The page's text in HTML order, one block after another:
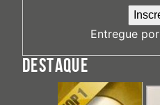
Entregue por
DESTAQUE